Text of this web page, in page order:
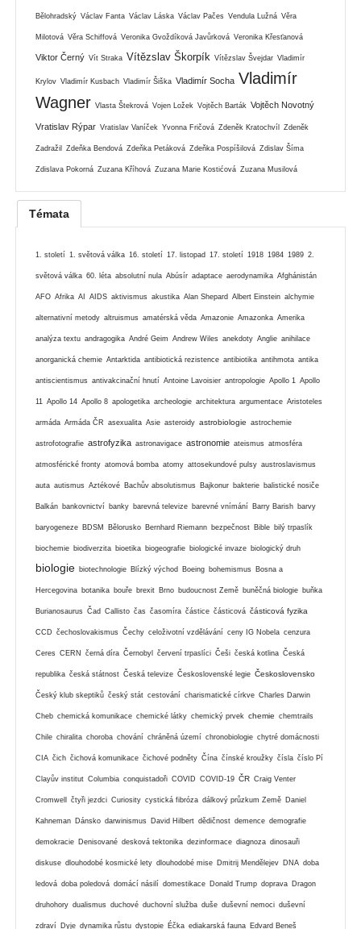
Bělohradský Václav Fanta Václav Láska Václav Pačes Vendula Lužná Věra
Milotová Věra Schiffová Veronika Gvoždíková Javůrková Veronika Křesťanová
Viktor Černý Vít Straka Vítězslav Škorpík Vítězslav Švejdar Vladimír
Krylov Vladimír Kusbach Vladimír Šiška Vladimír Socha Vladimír
Wagner Vlasta Štekrová Vojen Ložek Vojtěch Barták Vojtěch Novotný
Vratislav Rýpar Vratislav Vaníček Yvonna Fričová Zdeněk Kratochvíl Zdeněk
Zadražil Zdeňka Bendová Zdeňka Petáková Zdeňka Pospíšilová Zdislav Šíma
Zdislava Pokorná Zuzana Kříhová Zuzana Marie Kostićová Zuzana Musilová
Témata
1. století 1. světová válka 16. století 17. listopad 17. století 1918 1984 1989 2.
světová válka 60. léta absolutní nula Abúsír adaptace aerodynamika Afghánistán
AFO Afrika AI AIDS aktivismus akustika Alan Shepard Albert Einstein alchymie
alternativní metody altruismus amatérská věda Amazonie Amazonka Amerika
analýza textu andragogika André Geim Andrew Wiles anekdoty Anglie anihilace
anorganická chemie Antarktida antibiotická rezistence antibiotika antihmota antika
antiscientismus antivakcinační hnutí Antoine Lavoisier antropologie Apollo 1 Apollo
11 Apollo 14 Apollo 8 apologetika archeologie architektura argumentace Aristoteles
armáda Armáda ČR asexualita Asie asteroidy astrobiologie astrochemie
astrofotografie astrofyzika astronavigace astronomie ateismus atmosféra
atmosférické fronty atomová bomba atomy attosekundové pulsy austroslavismus
auta autismus Aztékové Bachův absolutismus Bajkonur bakterie balistické nosiče
Balkán bankovnictví banky barevná televize barevné vnímání Barry Barish barvy
baryogeneze BDSM Bělorusko Bernhard Riemann bezpečnost Bible bilý trpaslík
biochemie biodiverzita bioetika biogeografie biologické invaze biologický druh
biologie biotechnologie Blízký východ Boeing bohemismus Bosna a
Hercegovina botanika bouře brexit Brno budoucnost Země buněčná biologie buňka
Burianosaurus Čad Callisto čas časomíra částice částicová částicová fyzika
CCD čechoslovakismus Čechy celoživotní vzdělávání ceny IG Nobela cenzura
Ceres CERN černá díra Černobyl červení trpaslíci Češi česká kotlina Česká
republika česká státnost Česká televize Československé legie Československo
Český klub skeptiků český stát cestování charismatické církve Charles Darwin
Cheb chemická komunikace chemické látky chemický prvek chemie chemtrails
Chile chiralita choroba chování chráněná území chronobiologie chytré domácnosti
CIA čich čichová komunikace čichové podněty Čína čínské kroužky čísla číslo Pí
Clayův institut Columbia conquistadoři COVID COVID-19 ČR Craig Venter
Cromwell čtyři jezdci Curiosity cystická fibróza dálkový průzkum Země Daniel
Kahneman Dánsko darwinismus David Hilbert dědičnost demence demografie
demokracie Denisované desková tektonika dezinformace diagnoza dinosauři
diskuse dlouhodobé kosmické lety dlouhodobé mise Dmitrij Mendělejev DNA doba
ledová doba poledová domácí násilí domestikace Donald Trump doprava Dragon
druhohory dualismus duchové duchovní služba duše duševní nemoci duševní
zdraví Dyje dynamika růstu dystopie Éčka ediakarská fauna Edvard Beneš